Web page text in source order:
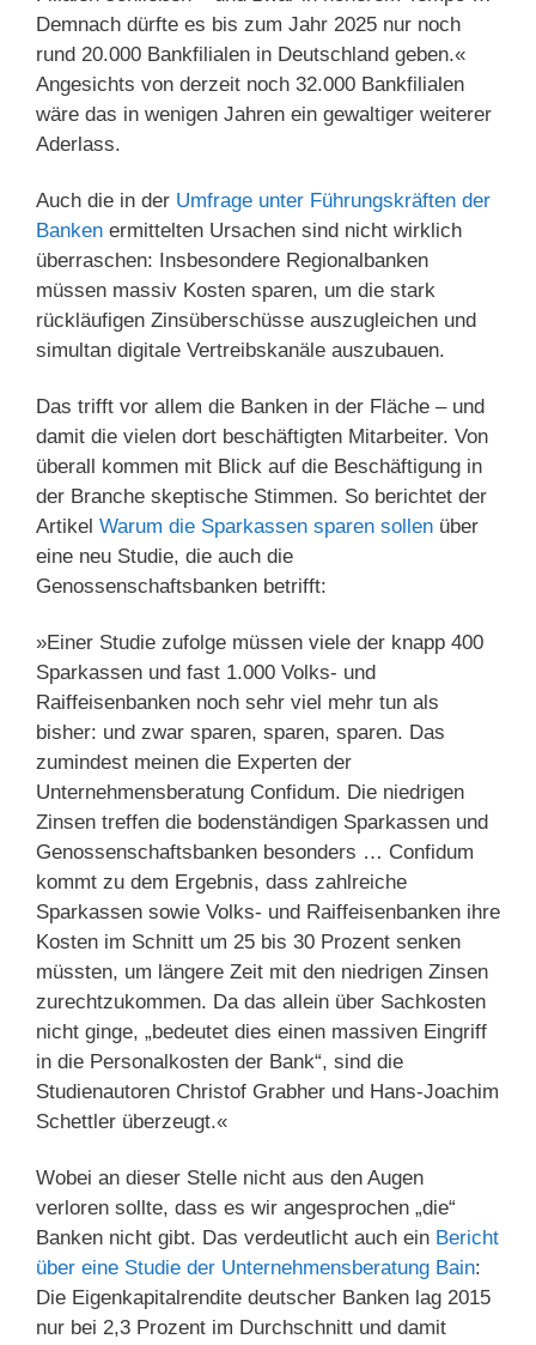
Demnach dürfte es bis zum Jahr 2025 nur noch
rund 20.000 Bankfilialen in Deutschland geben.«
Angesichts von derzeit noch 32.000 Bankfilialen
wäre das in wenigen Jahren ein gewaltiger weiterer
Aderlass.
Auch die in der Umfrage unter Führungskräften der
Banken ermittelten Ursachen sind nicht wirklich
überraschen: Insbesondere Regionalbanken
müssen massiv Kosten sparen, um die stark
rückläufigen Zinsüberschüsse auszugleichen und
simultan digitale Vertreibskanäle auszubauen.
Das trifft vor allem die Banken in der Fläche – und
damit die vielen dort beschäftigten Mitarbeiter. Von
überall kommen mit Blick auf die Beschäftigung in
der Branche skeptische Stimmen. So berichtet der
Artikel Warum die Sparkassen sparen sollen über
eine neu Studie, die auch die
Genossenschaftsbanken betrifft:
»Einer Studie zufolge müssen viele der knapp 400
Sparkassen und fast 1.000 Volks- und
Raiffeisenbanken noch sehr viel mehr tun als
bisher: und zwar sparen, sparen, sparen. Das
zumindest meinen die Experten der
Unternehmensberatung Confidum. Die niedrigen
Zinsen treffen die bodenständigen Sparkassen und
Genossenschaftsbanken besonders … Confidum
kommt zu dem Ergebnis, dass zahlreiche
Sparkassen sowie Volks- und Raiffeisenbanken ihre
Kosten im Schnitt um 25 bis 30 Prozent senken
müssten, um längere Zeit mit den niedrigen Zinsen
zurechtzukommen. Da das allein über Sachkosten
nicht ginge, „bedeutet dies einen massiven Eingriff
in die Personalkosten der Bank“, sind die
Studienautoren Christof Grabher und Hans-Joachim
Schettler überzeugt.«
Wobei an dieser Stelle nicht aus den Augen
verloren sollte, dass es wir angesprochen „die“
Banken nicht gibt. Das verdeutlicht auch ein Bericht
über eine Studie der Unternehmensberatung Bain:
Die Eigenkapitalrendite deutscher Banken lag 2015
nur bei 2,3 Prozent im Durchschnitt und damit